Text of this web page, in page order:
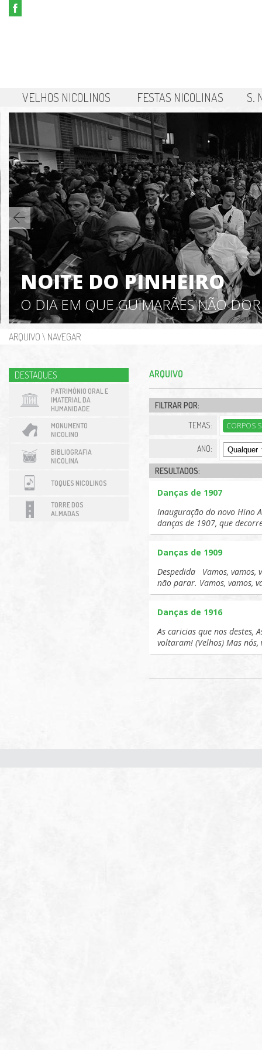
VELHOS NICOLINOS FESTAS NICOLINAS S.
NOITE DO PINHEIRO
O DIA EM QUE GUIMARÃES NÃO
ARQUIVO \ NAVEGAR
DESTAQUES
PATRIMÓNIO ORAL E
IMATERIAL DA
HUMANIDADE
MONUMENTO
NICOLINO
BIBLIOGRAFIA
NICOLINA
TOQUES NICOLINOS
TORRE DOS
ALMADAS
ARQUIVO
FILTRAR POR:
TEMAS:
CORPOS
ANO:
RESULTADOS:
Danças de 1907
Inauguração do novo Hino
danças de 1907, que
Danças de 1909
Despedida Vamos, vamos,
não parar. Vamos, vamos,
Danças de 1916
As caricias que nos destes,
voltaram! (Velhos) Mas